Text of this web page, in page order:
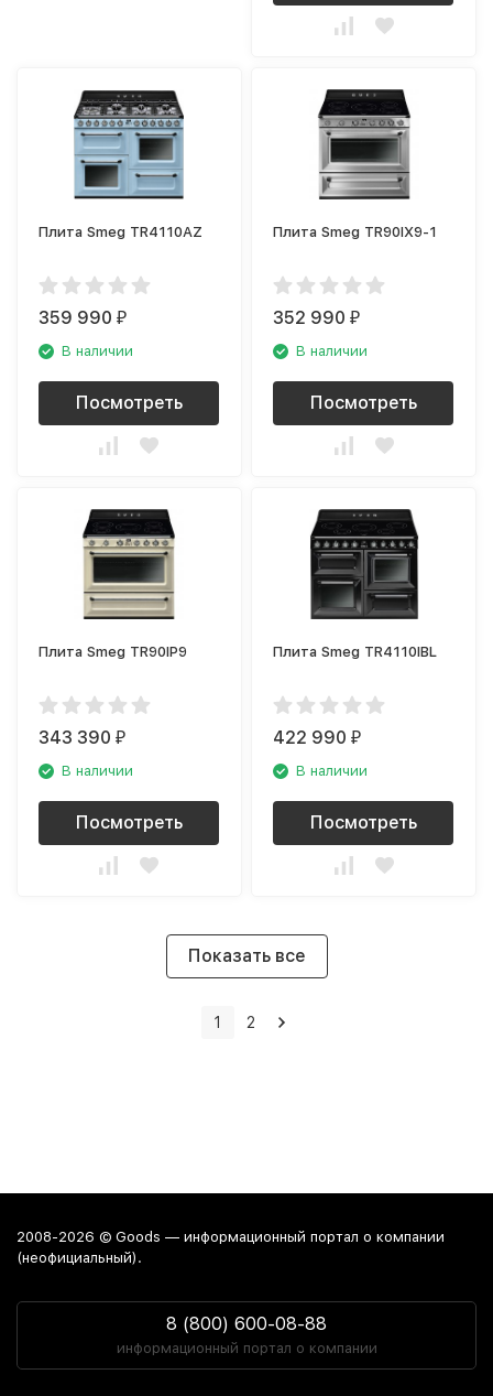
Плита Smeg TR4110AZ
359 990₽
В наличии
Посмотреть
Плита Smeg TR90IX9-1
352 990₽
В наличии
Посмотреть
Плита Smeg TR90IP9
343 390₽
В наличии
Посмотреть
Плита Smeg TR4110IBL
422 990₽
В наличии
Посмотреть
Показать все
1 2
2008-2026 © Goods — информационный портал о компании
(неофициальный).
8 (800) 600-08-88
информационный портал о компании